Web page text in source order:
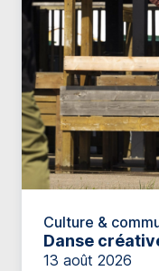
Culture &
Danse
13 août 2026